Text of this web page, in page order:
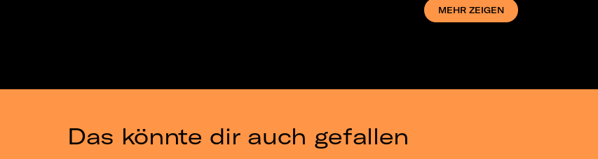
Di, 19.03.24
Fr, 22.03.24
MEHR ZEIGEN
Das könnte dir auch gefallen